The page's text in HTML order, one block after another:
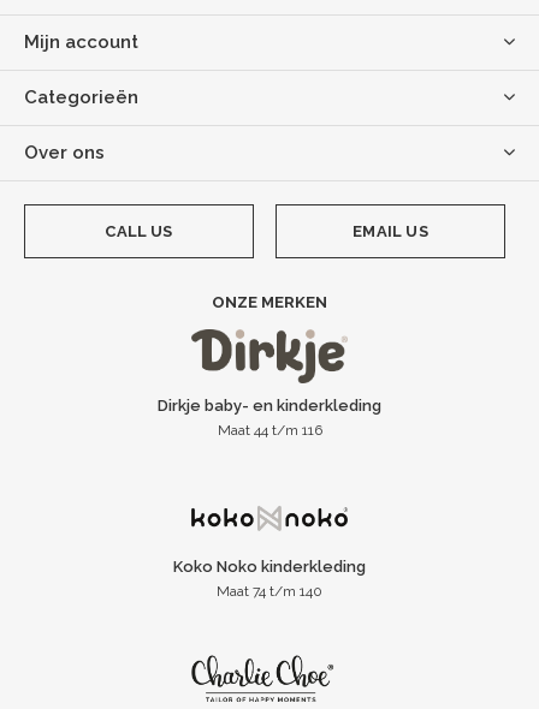
Mijn account
Categorieën
Over ons
CALL US EMAIL US
ONZE MERKEN
Dirkje baby- en kinderkleding
Maat 44 t/m 116
Koko Noko kinderkleding
Maat 74 t/m 140